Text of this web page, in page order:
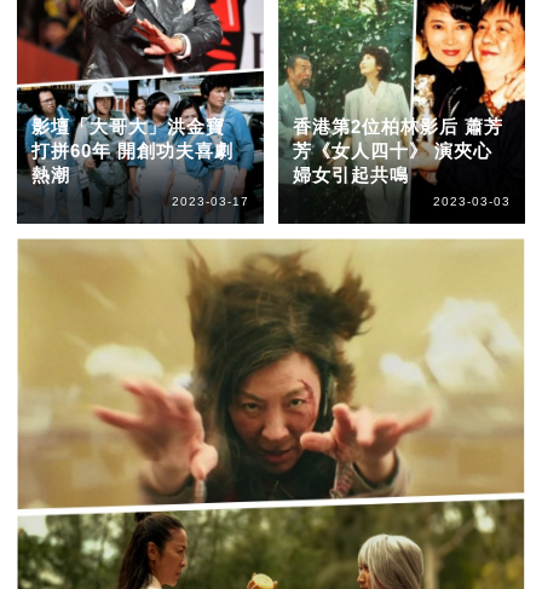
影壇「大哥大」洪金寶
打拼60年 開創功夫喜劇
熱潮
2023-03-17
香港第2位柏林影后 蕭芳
芳《女人四十》 演夾心
婦女引起共鳴
2023-03-03